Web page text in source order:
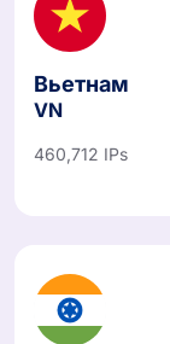
Вьетнам
VN
460,712 IPs